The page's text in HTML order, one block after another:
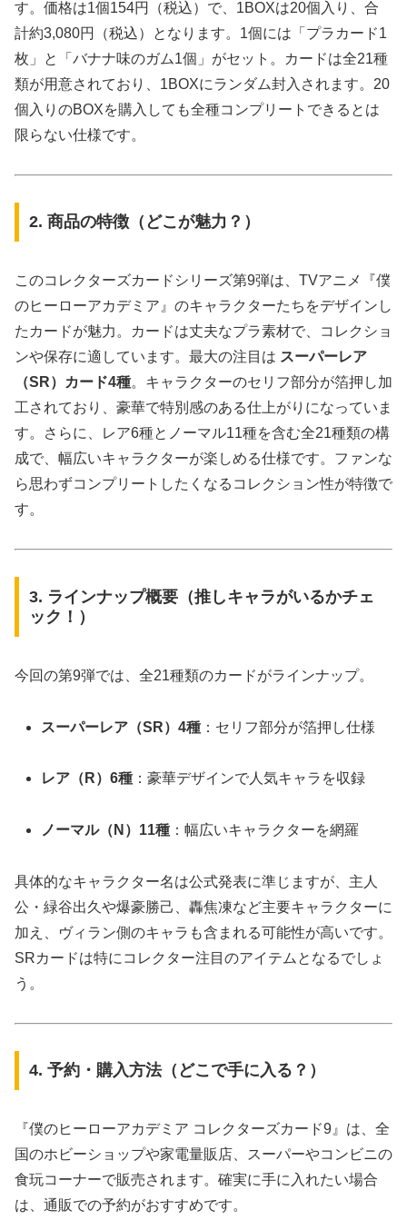
す。価格は1個154円（税込）で、1BOXは20個入り、合
計約3,080円（税込）となります。1個には「プラカード1
枚」と「バナナ味のガム1個」がセット。カードは全21種
類が用意されており、1BOXにランダム封入されます。20
個入りのBOXを購入しても全種コンプリートできるとは
限らない仕様です。
2. 商品の特徴（どこが魅力？）
このコレクターズカードシリーズ第9弾は、TVアニメ『僕
のヒーローアカデミア』のキャラクターたちをデザインし
たカードが魅力。カードは丈夫なプラ素材で、コレクショ
ンや保存に適しています。最大の注目は スーパーレア
（SR）カード4種。キャラクターのセリフ部分が箔押し加
工されており、豪華で特別感のある仕上がりになっていま
す。さらに、レア6種とノーマル11種を含む全21種類の構
成で、幅広いキャラクターが楽しめる仕様です。ファンな
ら思わずコンプリートしたくなるコレクション性が特徴で
す。
3. ラインナップ概要（推しキャラがいるかチェ
ック！）
今回の第9弾では、全21種類のカードがラインナップ。
スーパーレア（SR）4種 ：セリフ部分が箔押し仕様
レア（R）6種 ：豪華デザインで人気キャラを収録
ノーマル（N）11種 ：幅広いキャラクターを網羅
具体的なキャラクター名は公式発表に準じますが、主人
公・緑谷出久や爆豪勝己、轟焦凍など主要キャラクターに
加え、ヴィラン側のキャラも含まれる可能性が高いです。
SRカードは特にコレクター注目のアイテムとなるでしょ
う。
4. 予約・購入方法（どこで手に入る？）
『僕のヒーローアカデミア コレクターズカード9』は、全
国のホビーショップや家電量販店、スーパーやコンビニの
食玩コーナーで販売されます。確実に手に入れたい場合
は、通販での予約がおすすめです。